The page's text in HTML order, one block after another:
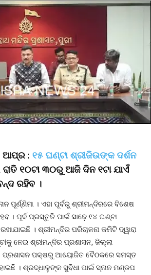
ଆପ୍ର : ୧୫ ଘଣ୍ଟା ଶ୍ରୀଜିଉଙ୍କ ଦର୍ଶନ
ରାତି ୧୦ଟା ୩୦ରୁ ଆଜି ଦିନ ୧ଟା ଯାଏଁ
ରହିବ ।
ପୂର୍ଣ୍ଣିମା । ଏହା ପୂର୍ବରୁ ଶ୍ରୀମନ୍ଦିରରେ ବିଶେଷ
। ପୂର୍ବ ପ୍ରସ୍ତୁତି ପାଇଁ ସାଢ଼େ ୧୪ ଘଣ୍ଟା
। ଶ୍ରୀମନ୍ଦିର ପରିଚାଳନା କମିଟି ଦ୍ୱାରା
ନେଇ ଶ୍ରୀମନ୍ଦିର ପ୍ରଶାସନ, ଜିଲ୍ଲା
ପ୍ରଶାସନ ପକ୍ଷରୁ ଆୟୋଜିତ ବୈଠକରେ ସମସ୍ତ
। ଶ୍ରଦ୍ଧାଳୁଙ୍କ ସୁବିଧା ପାଇଁ ସ୍ନାନ ମଣ୍ଡପ